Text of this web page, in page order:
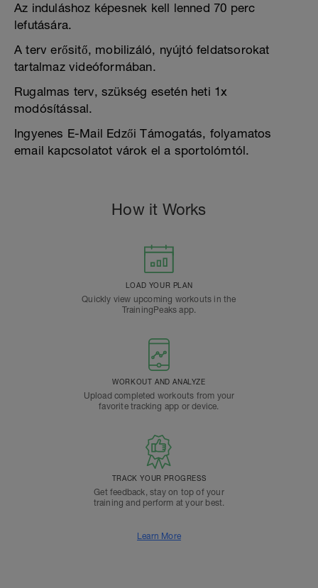
Az induláshoz képesnek kell lenned 70 perc
lefutására.
A terv erősitő, mobilizáló, nyújtó feldatsorokat
tartalmaz videóformában.
Rugalmas terv, szükség esetén heti 1x
modósítással.
Ingyenes E-Mail Edzői Támogatás, folyamatos
email kapcsolatot várok el a sportolómtól.
How it Works
LOAD YOUR PLAN
Quickly view upcoming workouts in the
TrainingPeaks app.
WORKOUT AND ANALYZE
Upload completed workouts from your
favorite tracking app or device.
TRACK YOUR PROGRESS
Get feedback, stay on top of your
training and perform at your best.
Learn More